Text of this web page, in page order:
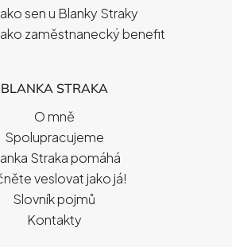
sen u Blanky Straky
zaměstnanecký benefit
BLANKA STRAKA
O mně
Spolupracujeme
Straka pomáhá
veslovat jako já!
Slovník pojmů
Kontakty